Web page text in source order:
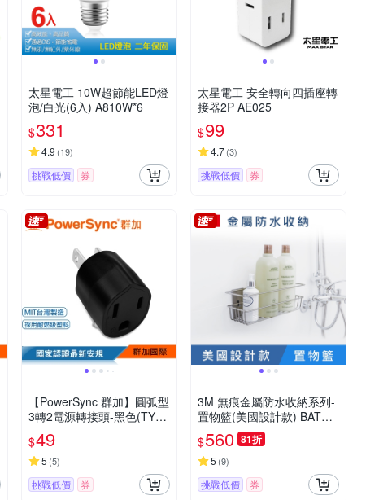
太星電工 10W超節能LED燈
泡/白光(6入) A810W*6
$331
4.9 (19)
挑戰低價 券
太星電工 安全轉向四插座轉
接器2P AE025
$99
4.7(3)
挑戰低價 券
【PowerSync 群加】圓弧型
3轉2電源轉接頭-黑色(TYA3
01)
$49
5 (5)
挑戰低價 券
3M 無痕金屬防水收納系列-
置物籃(美國設計款) BATH3
$560 81折
5 (9)
挑戰低價 券